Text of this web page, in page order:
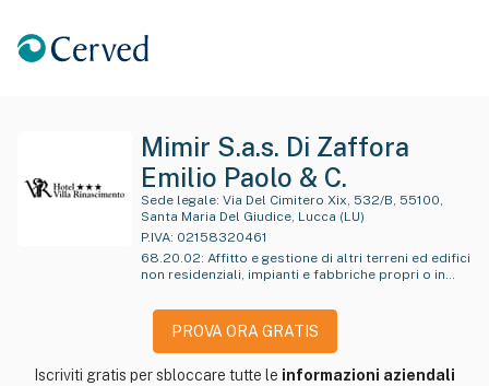
Mimir S.a.s. Di Zaffora
Emilio Paolo & C.
Sede legale:
Santa Maria Del Giudice, Lucca (LU)
P.IVA: 02158320461
68.20.02: Affitto e gestione di altri terreni ed edifici
non residenziali, impianti e fabbriche propri o in
PROVA ORA GRATIS
Iscriviti gratis per sbloccare tutte le informazioni aziendali